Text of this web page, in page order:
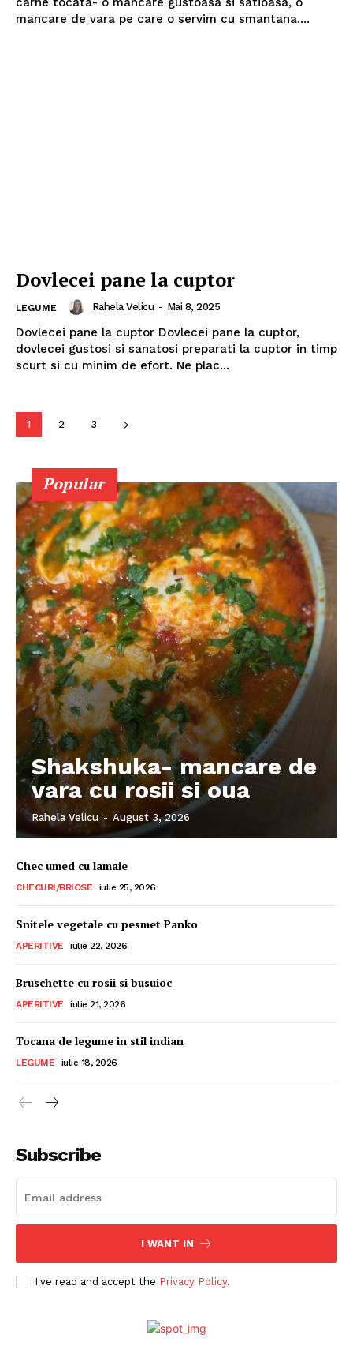
Politica de Confidențialitate
mancare de vara pe care o servim cu smantana....
Dovlecei pane la cuptor
LEGUME Rahela Velicu - Mai 8, 2025
Dovlecei pane la cuptor Dovlecei pane la cuptor,
dovlecei gustosi si sanatosi preparati la cuptor in timp
scurt si cu minim de efort. Ne plac...
1 2 3
Popular
Shakshuka- mancare de
vara cu rosii si oua
Rahela Velicu - August 3, 2026
Chec umed cu lamaie
CHECURI/BRIOSE iulie 25, 2026
Snitele vegetale cu pesmet Panko
APERITIVE iulie 22, 2026
Bruschette cu rosii si busuioc
APERITIVE iulie 21, 2026
Tocana de legume in stil indian
LEGUME iulie 18, 2026
Subscribe
I WANT IN
I've read and accept the Privacy Policy.